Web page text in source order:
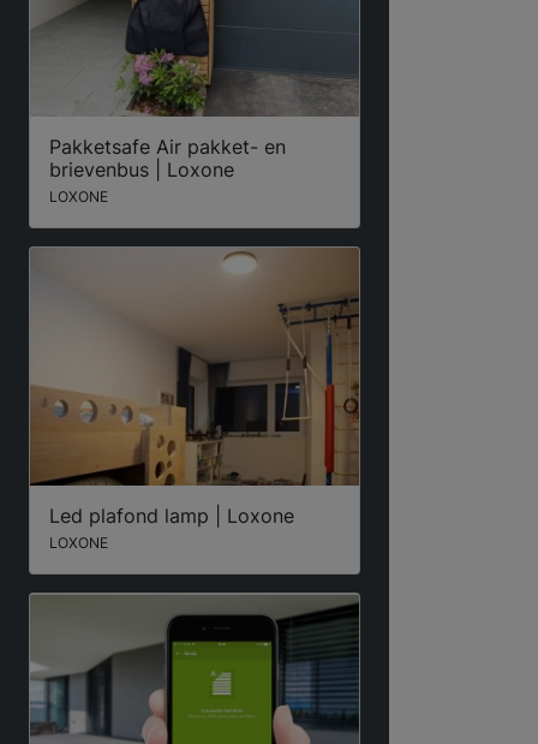
Pakketsafe Air pakket- en
brievenbus | Loxone
LOXONE
Led plafond lamp | Loxone
LOXONE